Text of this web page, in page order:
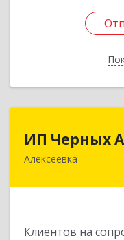
ИП Черных
Алексеевка
Клиентов на
ИП Черных
309850,